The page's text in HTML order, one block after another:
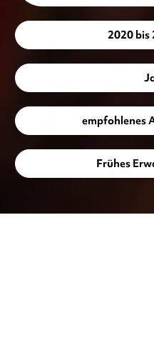
2020 bis
empfohlenes
Frühes